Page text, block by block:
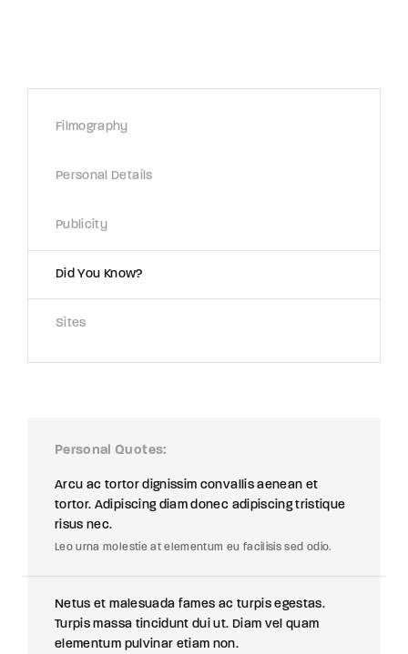
Filmography
Personal Details
Publicity
Did You Know?
Sites
Personal Quotes
Arcu ac tortor dignissim convallis aenean et
tortor. Adipiscing diam donec adipiscing tristique
risus nec.
Leo urna molestie at elementum eu facilisis sed odio.
Netus et malesuada fames ac turpis egestas.
Turpis massa tincidunt dui ut. Diam vel quam
elementum pulvinar etiam non.
conditionsand ourprivacy policy.